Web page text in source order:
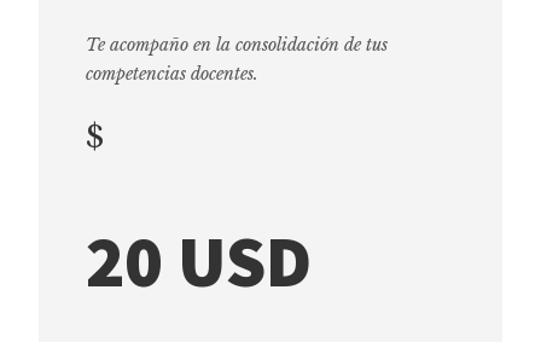
Te acompaño en la consolidación de tus
competencias docentes.
$
20 USD